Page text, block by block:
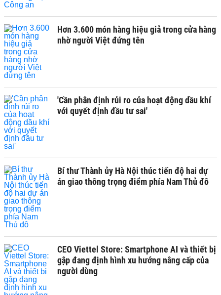
Hơn 3.600 món hàng hiệu giả trong cửa hàng
nhờ người Việt đứng tên
'Cần phân định rủi ro của hoạt động dầu khí
với quyết định đầu tư sai'
Bí thư Thành ủy Hà Nội thúc tiến độ hai dự
án giao thông trọng điểm phía Nam Thủ đô
CEO Viettel Store: Smartphone AI và thiết bị
gập đang định hình xu hướng nâng cấp của
người dùng